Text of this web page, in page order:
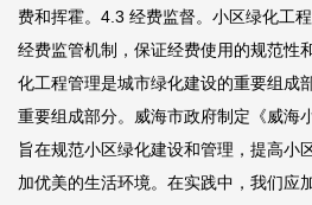
费和挥霍。4.3 经费监督。小区绿化工
经费监管机制，保证经费使用的规范性
化工程管理是城市绿化建设的重要组成
重要组成部分。威海市政府制定《威海
旨在规范小区绿化建设和管理，提高小
加优美的生活环境。在实践中，我们应